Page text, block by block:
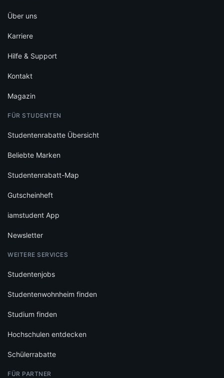
Über uns
Karriere
Hilfe & Support
Kontakt
Magazin
FÜR STUDENTEN
Studentenrabatte Übersicht
Beliebte Marken
Studentenrabatt-Map
Gutscheinheft
iamstudent App
Newsletter
WEITERE SERVICES
Studentenjobs
Studentenwohnheim finden
Studium finden
Hochschulen entdecken
Schülerrabatte
FÜR PARTNER